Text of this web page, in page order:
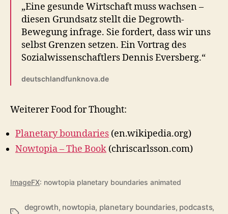
„Eine gesunde Wirtschaft muss wachsen –
diesen Grundsatz stellt die Degrowth-
Bewegung infrage. Sie fordert, dass wir uns
selbst Grenzen setzen. Ein Vortrag des
Sozialwissenschaftlers Dennis Eversberg.“
deutschlandfunknova.de
Weiterer Food for Thought:
Planetary boundaries (en.wikipedia.org)
Nowtopia – The Book (chriscarlsson.com)
ImageFX: nowtopia planetary boundaries animated
degrowth, nowtopia, planetary boundaries, podcasts,